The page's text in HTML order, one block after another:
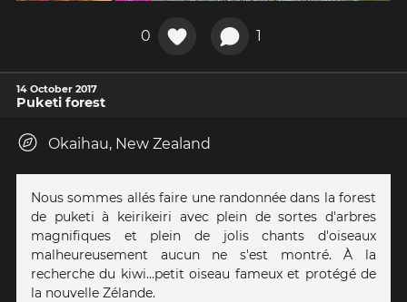
0 1
14 October 2017
Puketi forest
Okaihau, New Zealand
Nous sommes allés faire une randonnée dans la forest
de puketi à keirikeiri avec plein de sortes d'arbres
magnifiques et plein de jolis chants d'oiseaux
malheureusement aucun ne s'est montré. À la
recherche du kiwi...petit oiseau fameux et protégé de
la nouvelle Zélande.